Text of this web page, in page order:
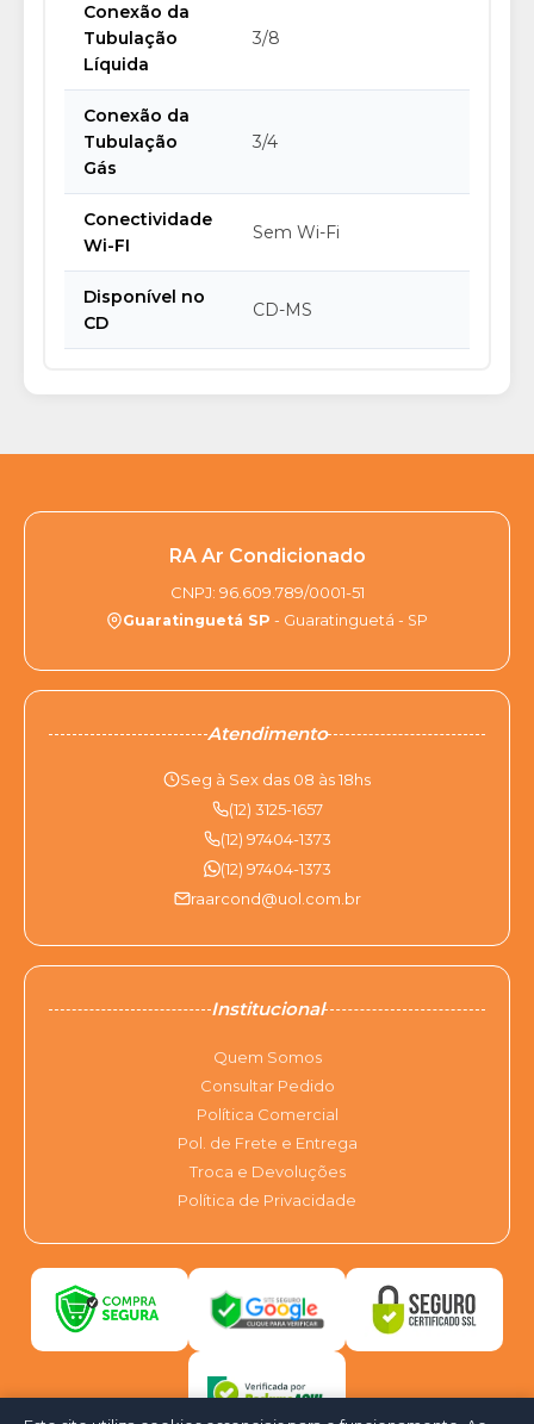
Conexão da
Tubulação
Líquida
3/8
Conexão da
Tubulação
Gás
3/4
Conectividade
Wi-FI
Sem Wi-Fi
Disponível no
CD
CD-MS
RA Ar Condicionado
CNPJ: 96.609.789/0001-51
Guaratinguetá SP - Guaratinguetá - SP
Atendimento
Seg à Sex das 08 às 18hs
(12) 3125-1657
(12) 97404-1373
(12) 97404-1373
raarcond@uol.com.br
Institucional
Quem Somos
Consultar Pedido
Política Comercial
Pol. de Frete e Entrega
Troca e Devoluções
Política de Privacidade